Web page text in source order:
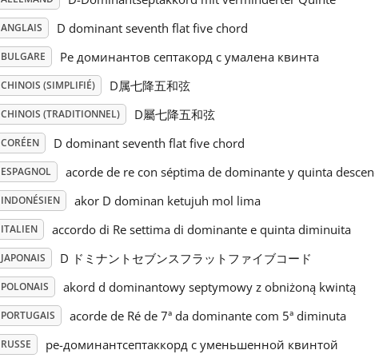
ANGLAIS D dominant seventh flat five chord
BULGARE Ре доминантов септакорд с умалена квинта
CHINOIS (SIMPLIFIÉ) D属七降五和弦
CHINOIS (TRADITIONNEL) D屬七降五和弦
CORÉEN D dominant seventh flat five chord
ESPAGNOL acorde de re con séptima de dominante y quinta
INDONÉSIEN akor D dominan ketujuh mol lima
ITALIEN accordo di Re settima di dominante e quinta diminuita
JAPONAIS D ドミナントセブンスフラットファイブコード
POLONAIS akord d dominantowy septymowy z obniżoną kwintą
PORTUGAIS acorde de Ré de 7ª da dominante com 5ª diminuta
RUSSE ре-доминантсептаккорд с уменьшенной квинтой